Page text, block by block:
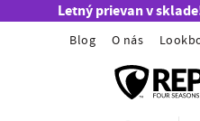
Letný prievan v
Blog O nás